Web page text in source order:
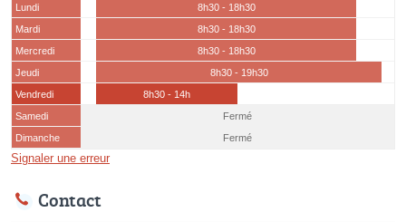
Lundi
8h30 - 18h30
Mardi
8h30 - 18h30
Mercredi
8h30 - 18h30
Jeudi
8h30 - 19h30
Vendredi
8h30 - 14h
Samedi
Fermé
Dimanche
Fermé
Signaler une erreur
Contact